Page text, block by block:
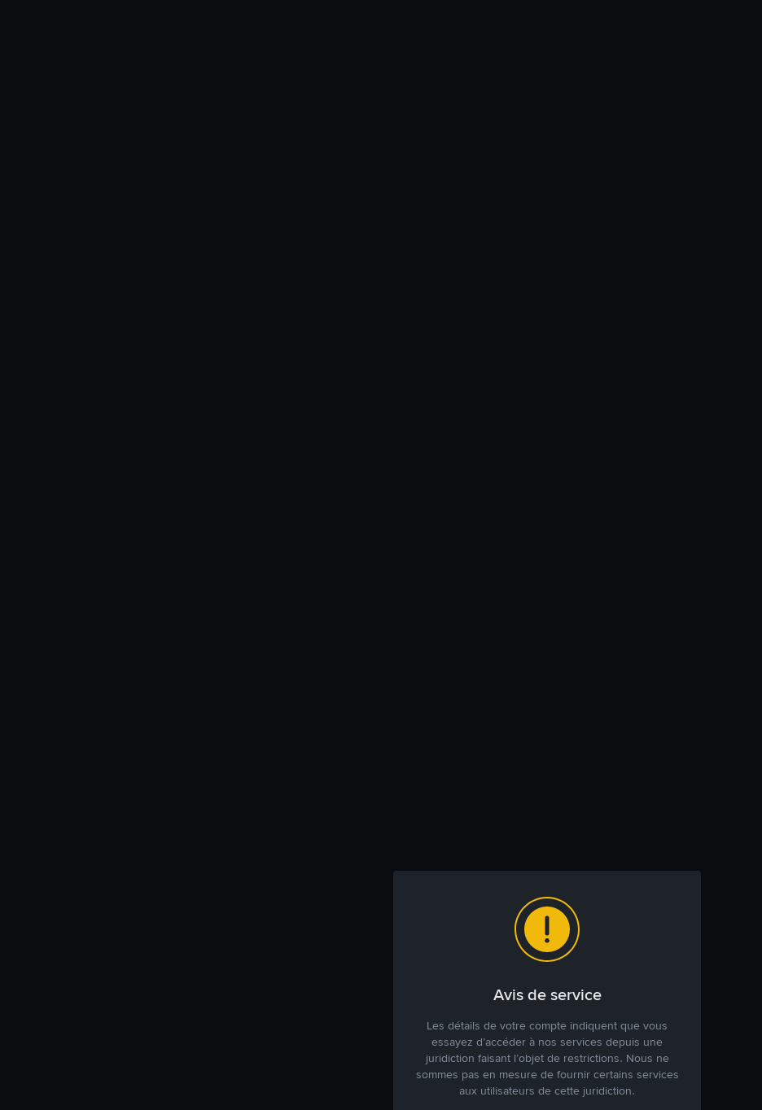
Avis de service
Les détails de votre compte indiquent que vous
essayez d’accéder à nos services depuis une
juridiction faisant l’objet de restrictions. Nous ne
sommes pas en mesure de fournir certains services
aux utilisateurs de cette juridiction.